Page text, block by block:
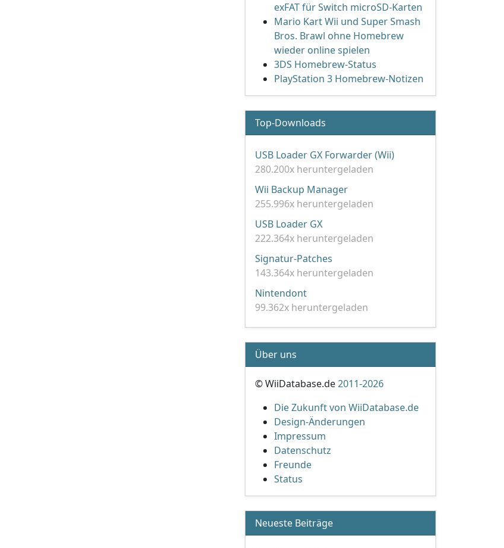
exFAT für Switch microSD-Karten
Mario Kart Wii und Super Smash
Bros. Brawl ohne Homebrew
wieder online spielen
3DS Homebrew-Status
PlayStation 3 Homebrew-Notizen
Top-Downloads
USB Loader GX Forwarder (Wii)
280.200x heruntergeladen
Wii Backup Manager
255.996x heruntergeladen
USB Loader GX
222.364x heruntergeladen
Signatur-Patches
143.364x heruntergeladen
Nintendont
99.362x heruntergeladen
Über uns
© WiiDatabase.de2011-2026
Die Zukunft von WiiDatabase.de
Design-Änderungen
Impressum
Datenschutz
Freunde
Status
Neueste Beiträge